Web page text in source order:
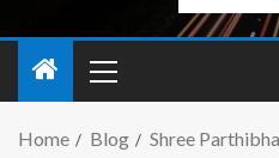
Home Blog Shree